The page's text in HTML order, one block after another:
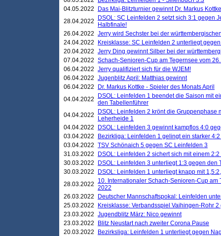
04.05.2022
Das Mai-Blitzturnier gewinnt Dr. Markus
28.04.2022
DSOL: SC Leinfelden 2 setzt sich 3:1 gegen
Halbfinale!
26.04.2022 Jerry wird Sechster bei der
24.04.2022
Kreisklasse: SC Leinfelden 2 unterliegt
20.04.2022 Jerry Ding gewinnt Silber bei der
07.04.2022 Schach-Senioren-Cup am Tegernsee vom
06.04.2022 Jerry qualifiziert sich für die WJEM!
06.04.2022 Jugenblitz April: Matthias gewinnt
06.04.2022
Dr. Markus Kottke - Spieler des Monats April
04.04.2022
DSOL: Leinfelden 1 beendet die Saison mit
den Tabellenführer
04.04.2022
DSOL: Leinfelden 2 krönt die Gruppenphase
Leherheide 1
04.04.2022
DSOL: Leinfelden 3 gewinnt kampflos 4:0
03.04.2022
Bezirkliga: Leinfelden 1 gelingt ein starker
03.04.2022 TSV Schönaich 5 gegen SC Leinfelden 3
31.03.2022
DSOL: Leinfelden 2 sichert sich mit einem
30.03.2022
DSOL: Leinfelden 3 unterliegt 1:3 gegen den
30.03.2022
DSOL: Leinfelden 1 unterliegt knapp mit
28.03.2022
10. Internationaler Schach-Senioren-Cup am
2022
26.03.2022
Deutscher Mannschaftspokal: Leinfelden
25.03.2022
Kreisklasse: Verbandsspiel Vaihingen-Rohr
23.03.2022 Jugendblitz März: Nico gewinnt
23.03.2022
Blitz Neustart nach zweiter Corona Pause
20.03.2022
Bezirksliga: Leinfelden 1 unterliegt gegen